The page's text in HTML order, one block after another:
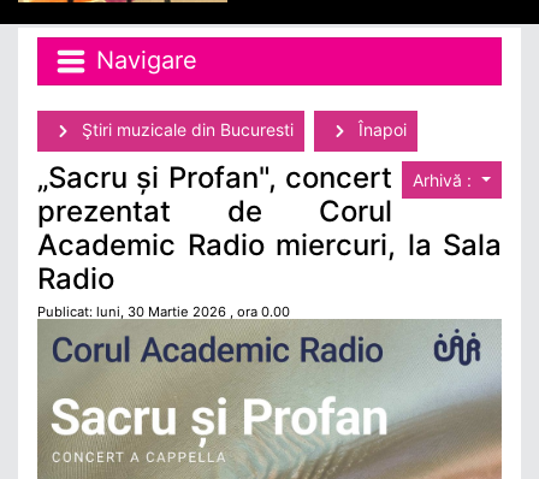
Navigare
Ştiri muzicale din Bucuresti Înapoi
Arhivă :
„Sacru și Profan", concert
prezentat de Corul
Academic Radio miercuri, la Sala
Radio
Publicat: luni, 30 Martie 2026 , ora 0.00